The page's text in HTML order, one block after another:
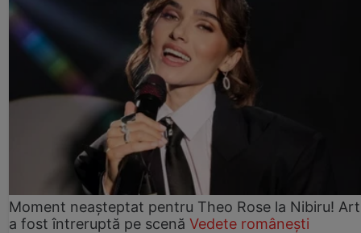
Moment neașteptat pentru Theo Rose la Nibiru!
a fost întreruptă pe scenă Vedete românești